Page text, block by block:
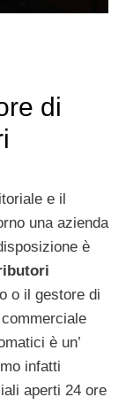
di
e il
una azienda
è
o il gestore di
è un’
infatti
aperti 24 ore